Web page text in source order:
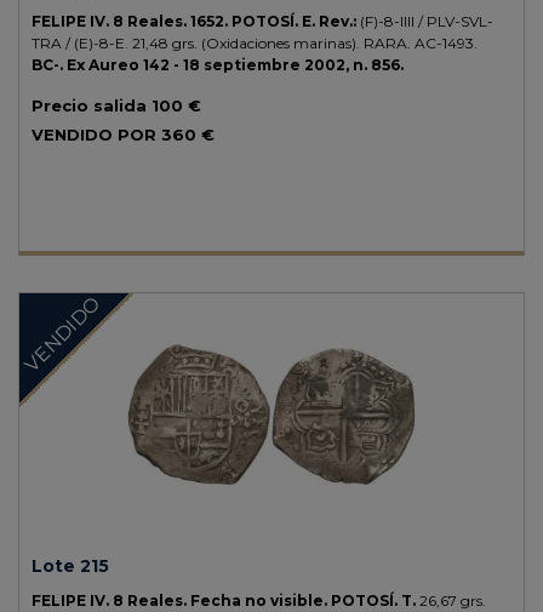
FELIPE IV. 8 Reales. 1652. POTOSÍ. E. Rev.: (F)-8-IIII / PLV-SVL-
TRA / (E)-8-E. 21,48 grs. (Oxidaciones marinas). RARA. AC-1493.
BC-. Ex Aureo 142 - 18 septiembre 2002, n. 856.
Precio salida 100 €
VENDIDO POR 360 €
VENDIDO
Lote 215
FELIPE IV. 8 Reales. Fecha no visible. POTOSÍ. T. 26,67 grs.